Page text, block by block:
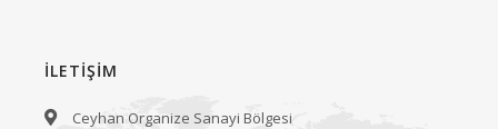
İLETİŞİM
Ceyhan Organize Sanayi Bölgesi